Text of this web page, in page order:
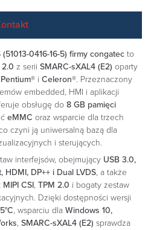
0416-16-5) firmy congatec to
2.0 z serii SMARC-sXAL4 (E2) oparty
Pentium® i Celeron®. Przeznaczony
embedded, HMI i aplikacji
obsługę do 8 GB pamięci
eMMC oraz wsparcie dla trzech
czyni ją uniwersalną bazą dla
i sterujących.
interfejsów, obejmujący USB 3.0,
HDMI, DP++ i Dual LVDS, a także
MIPI CSI, TPM 2.0 i bogaty zestaw
Dzięki dostępności wersji
, wsparciu dla Windows 10,
, SMARC-sXAL4 (E2) sprawdza